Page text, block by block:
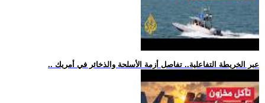
.. عبر الخريطة التفاعلية.. تفاصل أزمة الأسلحة والذخائر في أمريك